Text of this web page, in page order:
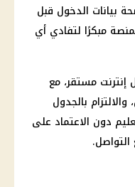
بيانات الدخول قبل
مبكرًا لتفادي أي
مستقر، مع
بالجدول
دون الاعتماد على
.